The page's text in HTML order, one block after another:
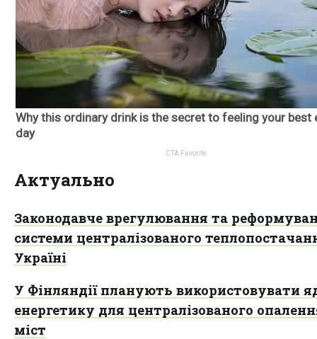
Актуально
Законодавче врегулювання та
системи централізованого
Україні
У Фінляндії планують використовувати
енергетику для централізованого
міст